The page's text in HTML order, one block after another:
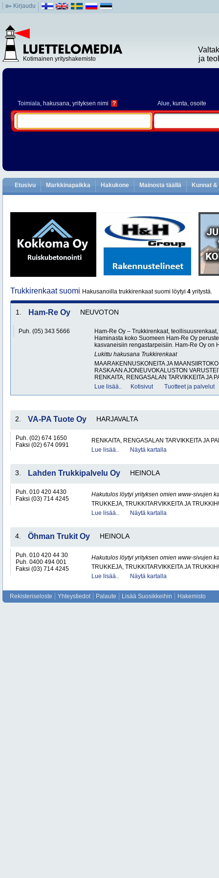
Kirjaudu
Kotimainen yrityshakemisto
ja
Toimiala, hakusana, yrityksen nimi ? Alue, kunta, osoite
Etusivu Markkinapaikka Hakukone Mainosta täällä Kunnat
Trukkirenkaat suomi Hakusanoilla trukkirenkaat suomi löytyi 4 yritystä.
1. Ham-Re Oy NEUVOTON
Puh. (05) 343 5666
Ham-Re Oy – Trukkirenkaat,
Haminasta koko Suomeen Ham-Re Oy
kasvaneisiin rengastarpeisiin. Ham-Re Oy on
Lukittu hakusana Trukkirenkaat
MAARAKENNUSKONEITA JA
RASKAAN AJONEUVOKALUSTON
RENKAITA, RENGASALAN TARVIKKEITA JA
Lue lisää..
Kotisivut Tuotteet ja palvelut
2. VA-PA Tuote Oy HARJAVALTA
Puh. (02) 674 1650
Faksi (02) 674 0991
RENKAITA, RENGASALAN TARVIKKEITA JA
Lue lisää..
Näytä kartalla
3. Lahden Trukkipalvelu Oy HEINOLA
Puh. 010 420 4430
Faksi (03) 714 4245
Hakutulos löytyi yrityksen omien www-sivujen
TRUKKEJA, TRUKKITARVIKKEITA JA
Lue lisää..
Näytä kartalla
4. Öhman Trukit Oy HEINOLA
Puh. 010 420 44 30
Puh. 0400 494 001
Faksi (03) 714 4245
Hakutulos löytyi yrityksen omien www-sivujen
TRUKKEJA, TRUKKITARVIKKEITA JA
Lue lisää..
Näytä kartalla
Rekisteriseloste Yhteystiedot Palaute Lisää Suosikkeihin Hakemisto